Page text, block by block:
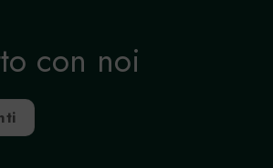
con noi